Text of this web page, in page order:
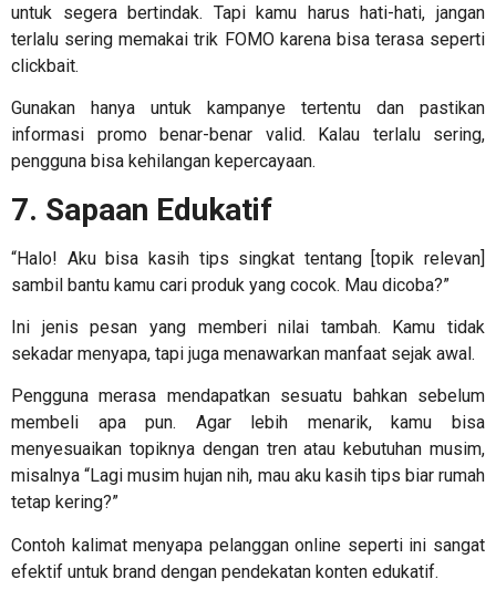
untuk segera bertindak. Tapi kamu harus hati-hati, jangan
terlalu sering memakai trik FOMO karena bisa terasa seperti
clickbait.
Gunakan hanya untuk kampanye tertentu dan pastikan
informasi promo benar-benar valid. Kalau terlalu sering,
pengguna bisa kehilangan kepercayaan.
7. Sapaan Edukatif
“Halo! Aku bisa kasih tips singkat tentang [topik relevan]
sambil bantu kamu cari produk yang cocok. Mau dicoba?”
Ini jenis pesan yang memberi nilai tambah. Kamu tidak
sekadar menyapa, tapi juga menawarkan manfaat sejak awal.
Pengguna merasa mendapatkan sesuatu bahkan sebelum
membeli apa pun. Agar lebih menarik, kamu bisa
menyesuaikan topiknya dengan tren atau kebutuhan musim,
misalnya “Lagi musim hujan nih, mau aku kasih tips biar rumah
tetap kering?”
Contoh kalimat menyapa pelanggan online seperti ini sangat
efektif untuk brand dengan pendekatan konten edukatif.